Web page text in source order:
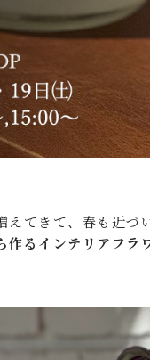
えてきて、春も近づ
るインテリアフラワ